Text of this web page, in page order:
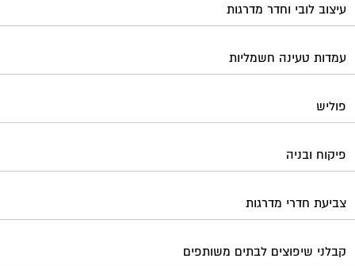
עיצוב לובי וחדר מדרגות
עמדות טעינה חשמליות
פוליש
פיקוח ובניה
צביעת חדרי מדרגות
קבלני שיפוצים לבתים משותפים